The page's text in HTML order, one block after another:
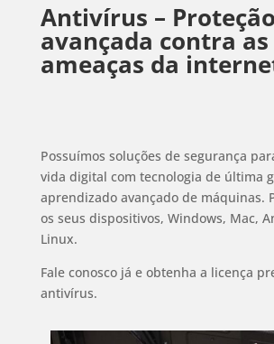
Antivírus – Proteção
avançada contra as
ameaças da
Possuímos soluções de segurança
vida digital com tecnologia de última
aprendizado avançado de máquinas.
os seus dispositivos, Windows, Mac,
Linux.
Fale conosco já e obtenha a licença
antivírus.